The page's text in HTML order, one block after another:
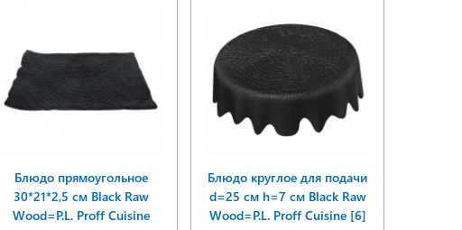
Блюдо прямоугольное
30*21*2,5 см Black Raw
Wood=P.L. Proff Cuisine
Блюдо круглое для подачи
d=25 см h=7 см Black Raw
Wood=P.L. Proff Cuisine [6]